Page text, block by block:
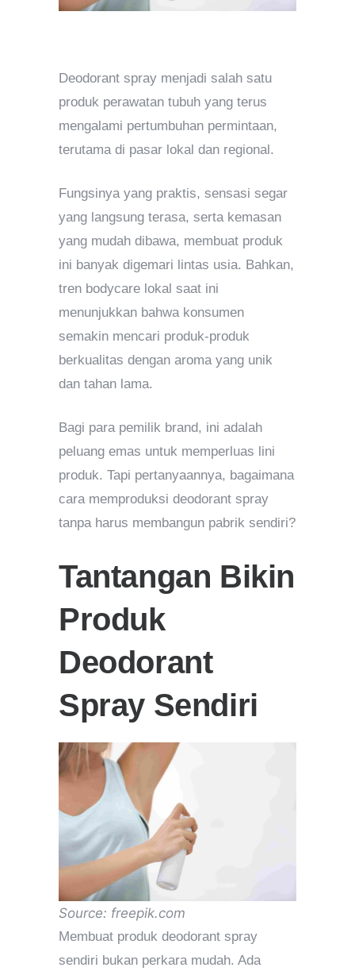
Deodorant spray menjadi salah satu
produk perawatan tubuh yang terus
mengalami pertumbuhan permintaan,
terutama di pasar lokal dan regional.
Fungsinya yang praktis, sensasi segar
yang langsung terasa, serta kemasan
yang mudah dibawa, membuat produk
ini banyak digemari lintas usia. Bahkan,
tren bodycare lokal saat ini
menunjukkan bahwa konsumen
semakin mencari produk-produk
berkualitas dengan aroma yang unik
dan tahan lama.
Bagi para pemilik brand, ini adalah
peluang emas untuk memperluas lini
produk. Tapi pertanyaannya, bagaimana
cara memproduksi deodorant spray
tanpa harus membangun pabrik sendiri?
Tantangan Bikin
Produk
Deodorant
Spray Sendiri
Source: freepik.com
Membuat produk deodorant spray
sendiri bukan perkara mudah. Ada